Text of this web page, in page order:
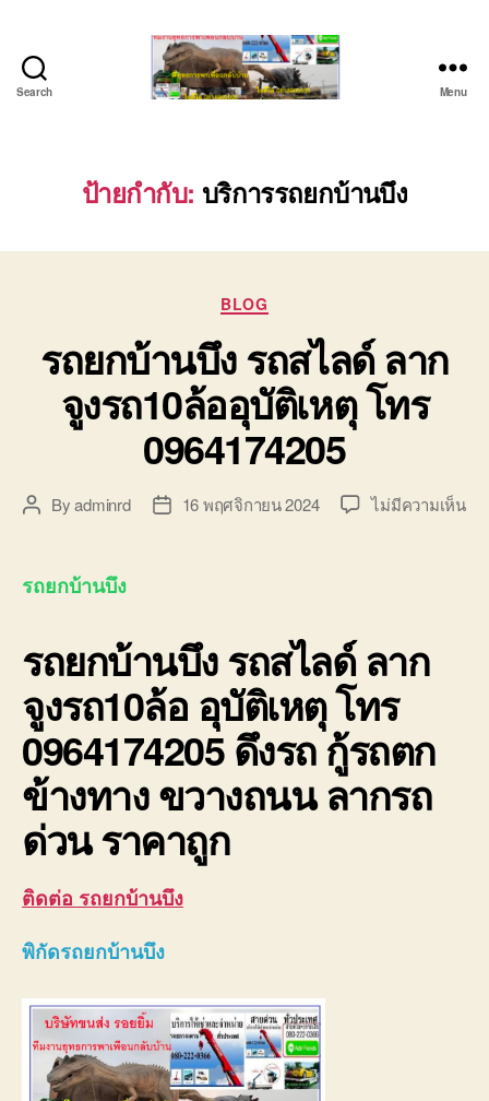
Search
ยก
ของ
ติดต่อ
0640711613,
Menu
ป้ายกำกับ: บริการรถยกบ้านบึง
Categories
BLOG
รถยกบ้านบึง รถสไลด์ ลาก
จูงรถ10ล้ออุบัติเหตุ โทร
0964174205
PostByadminrd
Post16 พฤศจิกายน 2024 ไม่มีความเห็นบน
รถยกบ้านบึง
รถยกบ้านบึงรถสไลด์ ลาก
จูงรถ10ล้อ อุบัติเหตุ โทร
0964174205 ดึงรถ กู้รถตก
ข้างทาง ขวางถนน ลากรถ
ด่วน ราคาถูก
ติดต่อ รถยกบ้านบึง
พิกัดรถยกบ้านบึง